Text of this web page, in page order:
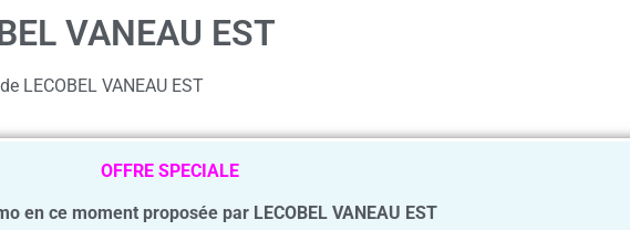
VANEAU EST
LECOBEL VANEAU EST
OFFRE SPECIALE
en ce moment proposée par LECOBEL VANEAU EST